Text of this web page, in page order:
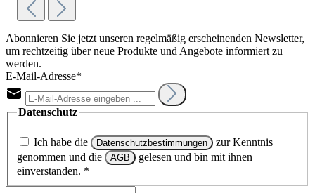
Abonnieren Sie jetzt unseren regelmäßig erscheinenden Newsletter,
um rechtzeitig über neue Produkte und Angebote informiert zu
werden.
E-Mail-Adresse*
Datenschutz
Ich habe die Datenschutzbestimmungen
zur Kenntnis
genommen und die
AGB
gelesen und bin mit ihnen
einverstanden. *